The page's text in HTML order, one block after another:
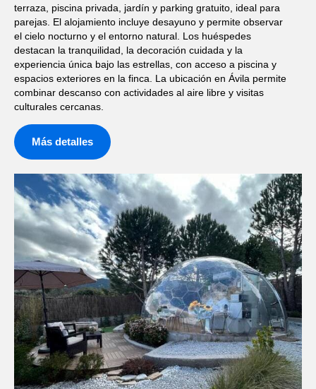
terraza, piscina privada, jardín y parking gratuito, ideal para
parejas. El alojamiento incluye desayuno y permite observar
el cielo nocturno y el entorno natural. Los huéspedes
destacan la tranquilidad, la decoración cuidada y la
experiencia única bajo las estrellas, con acceso a piscina y
espacios exteriores en la finca. La ubicación en Ávila permite
combinar descanso con actividades al aire libre y visitas
culturales cercanas.
Más detalles